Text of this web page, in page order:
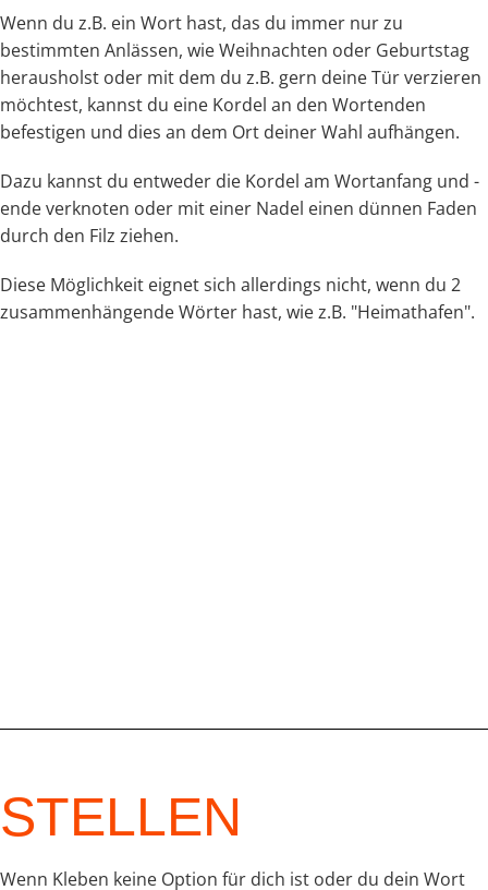
Wenn du z.B. ein Wort hast, das du immer nur zu
bestimmten Anlässen, wie Weihnachten oder Geburtstag
herausholst oder mit dem du z.B. gern deine Tür verzieren
möchtest, kannst du eine Kordel an den Wortenden
befestigen und dies an dem Ort deiner Wahl aufhängen.
Dazu kannst du entweder die Kordel am Wortanfang und -
ende verknoten oder mit einer Nadel einen dünnen Faden
durch den Filz ziehen.
Diese Möglichkeit eignet sich allerdings nicht, wenn du 2
zusammenhängende Wörter hast, wie z.B. "Heimathafen".
STELLEN
Wenn Kleben keine Option für dich ist oder du dein Wort